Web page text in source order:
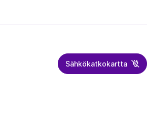
sisältö
Sähkökatkokartta